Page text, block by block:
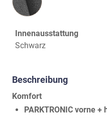
Innenausstattung
Schwarz
Beschreibung
Komfort
PARKTRONIC vorne +